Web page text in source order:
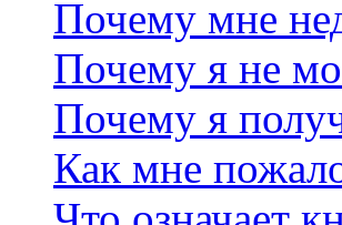
Почему мне
Почему я не
Почему я
Как мне